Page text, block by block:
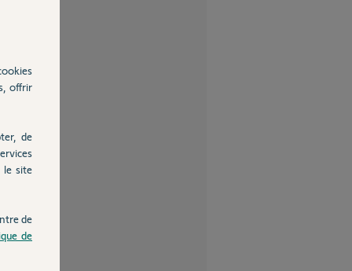
offrir
de
le site
de
de